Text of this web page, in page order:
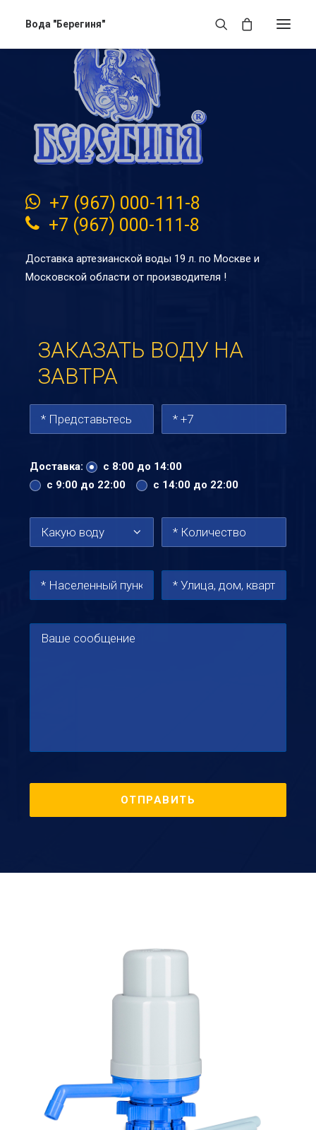
Вода "Берегиня"
+7 (967) 000-111-8
+7 (967) 000-111-8
Доставка артезианской воды 19 л. по Москве и
Московской области от производителя !
ЗАКАЗАТЬ ВОДУ НА
ЗАВТРА
Доставка:
с 8:00 до 14:00
с 9:00 до 22:00
с 14:00 до 22:00